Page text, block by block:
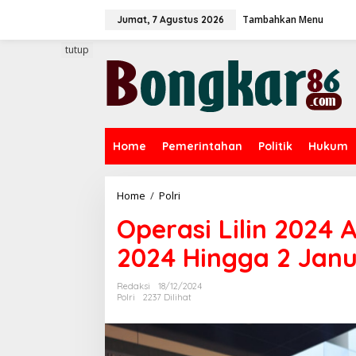
Jumat, 7 Agustus 2026 Tambahkan Menu
Home Pemerintahan Politik Hukum
tutup
Home / Polri
e
r
a
s
i
L
l
i
n
Operasi Lilin 2024
2024 Hingga 2
Redaksi
18/12/2024
Polri
2237 Dilihat